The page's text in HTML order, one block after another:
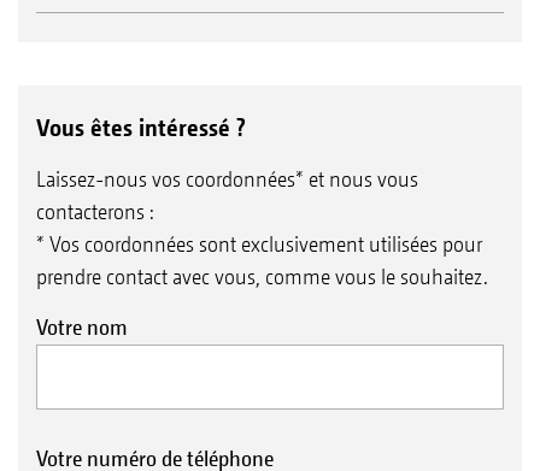
Vous êtes intéressé ?
Laissez-nous vos coordonnées* et nous vous
contacterons :
* Vos coordonnées sont exclusivement utilisées pour
prendre contact avec vous, comme vous le souhaitez.
Votre nom
Votre numéro de téléphone